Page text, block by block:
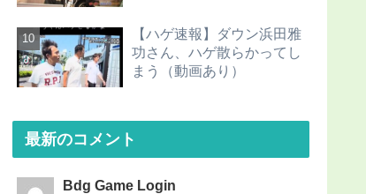
【ハゲ速報】ダウン浜田雅
功さん、ハゲ散らかってし
まう（動画あり）
最新のコメント
Bdg Game Login